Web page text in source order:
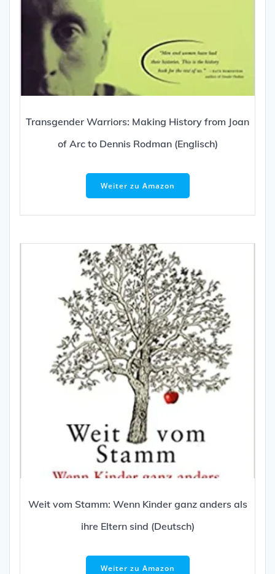
Transgender Warriors: Making History from Joan
of Arc to Dennis Rodman (Englisch)
Weiter zu Amazon
Weit vom Stamm: Wenn Kinder ganz anders als
ihre Eltern sind (Deutsch)
Weiter zu Amazon